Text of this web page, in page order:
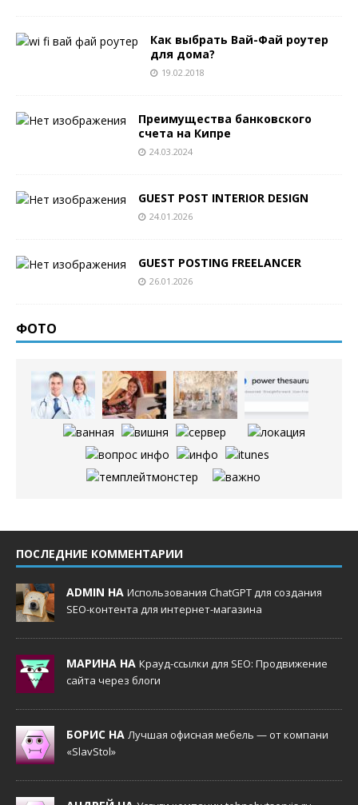
Как выбрать Вай-Фай роутер
для дома?
19.02.2018
Преимущества банковского
счета на Кипре
24.03.2024
GUEST POST INTERIOR DESIGN
24.01.2026
GUEST POSTING FREELANCER
26.01.2026
ФОТО
ПОСЛЕДНИЕ КОММЕНТАРИИ
ADMIN НА Использования ChatGPT для создания
SEO-контента для интернет-магазина
МАРИНА НА Крауд-ссылки для SEO: Продвижение
сайта через блоги
БОРИС НА Лучшая офисная мебель — от компани
«SlavStol»